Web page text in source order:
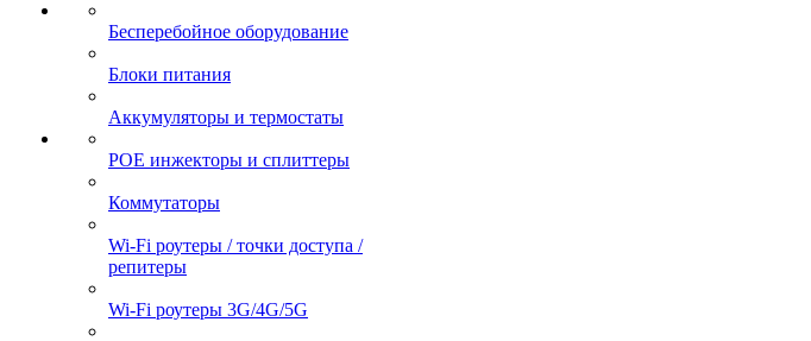
Бесперебойное оборудование
Блоки питания
Аккумуляторы и термостаты
POE инжекторы и сплиттеры
Коммутаторы
Wi-Fi роутеры / точки доступа /
репитеры
Wi-Fi роутеры 3G/4G/5G